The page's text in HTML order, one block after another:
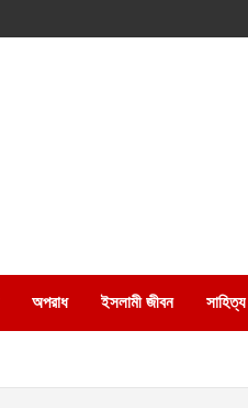
অপরাধ ইসলামী জীবন সাহিত্য